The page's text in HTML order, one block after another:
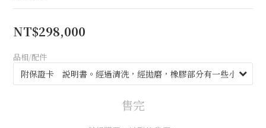
NT$298,000
品相/配件
售完